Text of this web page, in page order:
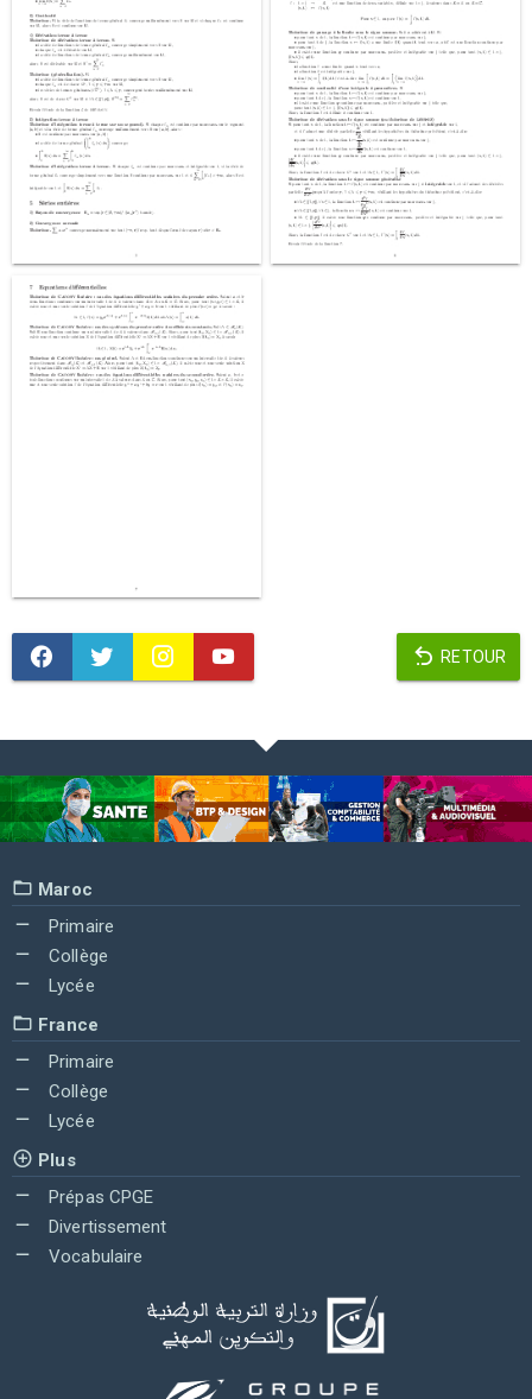
RETOUR
Maroc
Primaire
Collège
Lycée
France
Primaire
Collège
Lycée
Plus
Prépas CPGE
Divertissement
Vocabulaire